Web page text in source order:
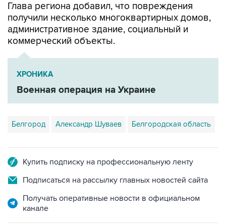
Глава региона добавил, что повреждения
получили несколько многоквартирных домов,
административное здание, социальный и
коммерческий объекты.
ХРОНИКА
Военная операция на Украине
Белгород Александр Шуваев Белгородская область
Купить подписку на профессиональную ленту
Подписаться на рассылку главных новостей сайта
Получать оперативные новости в официальном
канале